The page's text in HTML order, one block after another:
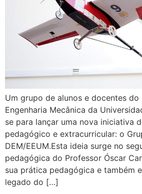
Um grupo de alunos e docentes
Engenharia Mecânica da
se para lançar uma nova iniciativa
pedagógico e extracurricular: o
DEM/EEUM.Esta ideia surge no
pedagógica do Professor Óscar
sua prática pedagógica e também
legado do […]